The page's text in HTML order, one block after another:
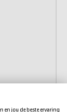
en jou de beste ervaring